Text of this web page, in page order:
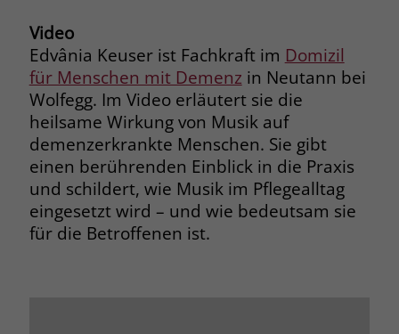
Video
Edvânia Keuser ist Fachkraft im Domizil
für Menschen mit Demenz in Neutann bei
Wolfegg. Im Video erläutert sie die
heilsame Wirkung von Musik auf
demenzerkrankte Menschen. Sie gibt
einen berührenden Einblick in die Praxis
und schildert, wie Musik im Pflegealltag
eingesetzt wird – und wie bedeutsam sie
für die Betroffenen ist.